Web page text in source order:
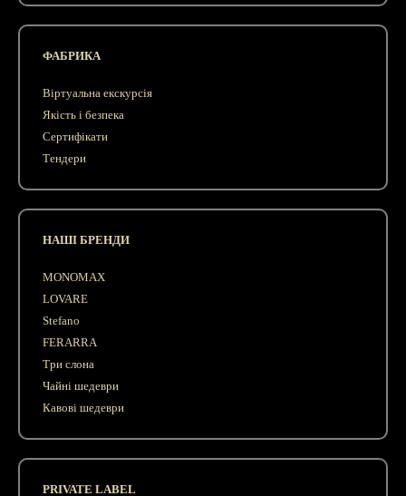
ФАБРИКА
Віртуальна екскурсія
Якість і безпека
Сертифікати
Тендери
НАШІ БРЕНДИ
MONOMAX
LOVARE
Stefano
FERARRA
Три слона
Чайні шедеври
Кавові шедеври
PRIVATE LABEL